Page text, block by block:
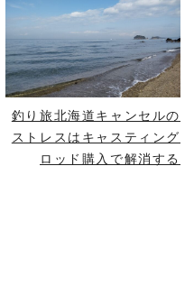
READ MORE
釣り旅北海道キャンセルの
ストレスはキャスティング
ロッド購入で解消する